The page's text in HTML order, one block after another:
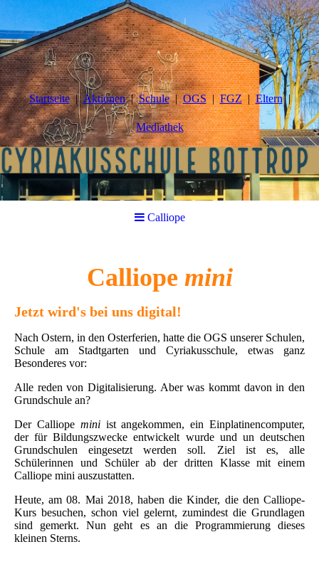
Startseite Aktionen Schule OGS FGZ Eltern
Mediathek
Calliope
Calliope mini
Jetzt wird's bei uns digital!
Nach Ostern, in den Osterferien, hatte die OGS unserer Schulen,
Schule am Stadtgarten und Cyriakusschule, etwas ganz
Besonderes vor:
Alle reden von Digitalisierung. Aber was kommt davon in den
Grundschule an?
Der Calliope miniist angekommen, ein Einplatinencomputer,
der für Bildungszwecke entwickelt wurde und un deutschen
Grundschulen eingesetzt werden soll. Ziel ist es, alle
Schülerinnen und Schüler ab der dritten Klasse mit einem
Calliope mini auszustatten.
Heute, am 08. Mai 2018, haben die Kinder, die den Calliope-
Kurs besuchen, schon viel gelernt, zumindest die Grundlagen
sind gemerkt. Nun geht es an die Programmierung dieses
kleinen Sterns.